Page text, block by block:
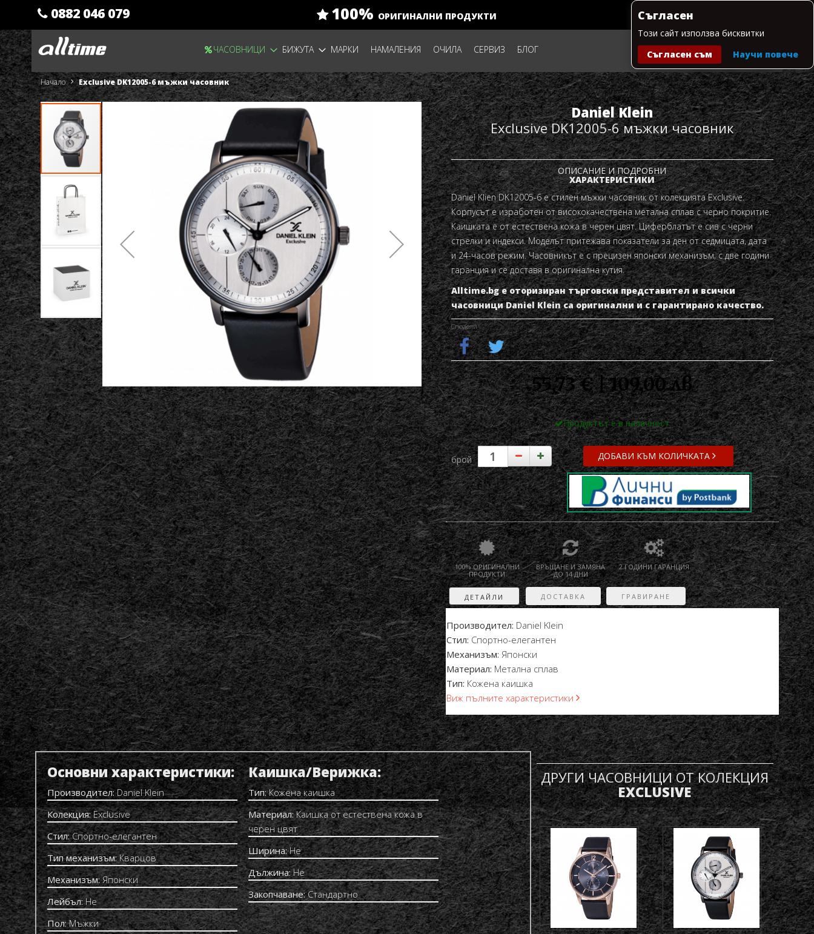
Съгласен
Този сайт използва бисквитки
Съгласен съм
Научи повече
0882 046 079 100% ОРИГИНАЛНИ ПРОДУКТИ
Прескачане
към
съдържанието
ЧАСОВНИЦИ БИЖУТА МАРКИ НАМАЛЕНИЯ ОЧИЛА СЕРВИЗ
БЛОГ
Моята количка
Начало Exclusive DK12005-6 мъжки часовник
Daniel Klein
Exclusive DK12005-6 мъжки часовник
ОПИСАНИЕ И ПОДРОБНИ
ХАРАКТЕРИСТИКИ
Daniel Klien DK12005-6 e стилен мъжки часовник от колекцията Exclusive.
Корпусът е изработен от висококачествена метална сплав с черно покритие.
Каишката е от естествена кожа в черен цвят. Циферблатът е сив с черни
стрелки и индекси. Моделът притежава показатели за ден от седмицата, дата
и 24-часов режим. Часовникът е с прецизен японски механизъм, с две години
гаранция и се доставя в оригинална кутия.
Alltime.bg е оторизиран търговски представител и всички
часовници Daniel Klein са оригинални и с гарантирано качество.
Сподели
55,73 € | 109,00 лв
Продуктът е в наличност
брой ДОБАВИ КЪМ КОЛИЧКАТА
100% ОРИГИНАЛНИ
ПРОДУКТИ
ВРЪЩАНЕ И ЗАМЯНА
ДО 14 ДНИ
2 ГОДИНИ ГАРАНЦИЯ
ДЕТАЙЛИ
Производител: Daniel Klein
Стил: Спортно-елегантен
Механизъм: Японски
Материал: Метална сплав
Тип: Кожена каишка
Виж пълните характеристики
ДОСТАВКА ГРАВИРАНЕ
Основни характеристики:
Производител:Daniel Klein
Колекция:Exclusive
Стил:Спортно-елегантен
Тип механизъм:Кварцов
Механизъм:Японски
Лейбъл: Не
Пол:Мъжки
Каишка/Верижка:
Тип:Кожена каишка
Материал:Каишка от естествена кожа в
черен цвят
Ширина:Не
Дължина:Не
Закопчаване:Стандартно
ДРУГИ ЧАСОВНИЦИ ОТ КОЛЕКЦИЯ
EXCLUSIVE